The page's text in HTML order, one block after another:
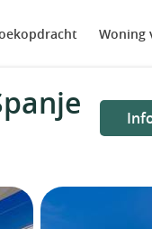
Woning